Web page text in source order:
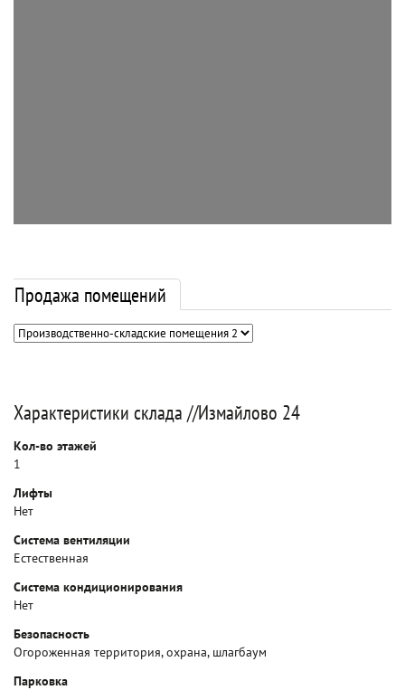
Продажа помещений
Характеристики склада //Измайлово 24
Кол-во этажей
1
Лифты
Нет
Система вентиляции
Естественная
Система кондиционирования
Нет
Безопасность
Огороженная территория, охрана, шлагбаум
Парковка